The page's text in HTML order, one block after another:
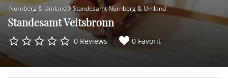
Nürnberg & Umland Standesamt Nürnberg & Umland
Standesamt Veitsbronn
0 Reviews 0 Favorit